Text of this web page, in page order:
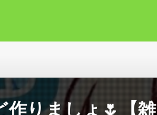
作りましょ🌷【雑